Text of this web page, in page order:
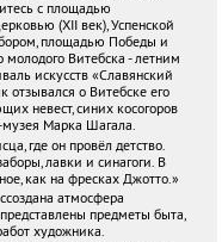
с площадью
(XII век), Успенской
площадью Победы и
молодого Витебска - летним
искусств «Славянский
отзывался о Витебске его
невест, синих косогоров
Марка Шагала.
где он провёл детство.
лавки и синагоги. В
как на фресках Джотто.»
атмосфера
предметы быта,
художника.